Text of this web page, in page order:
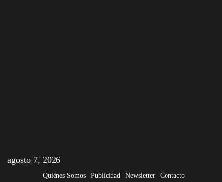
agosto 7, 2026
Quiénes Somos Publicidad Newsletter Contacto